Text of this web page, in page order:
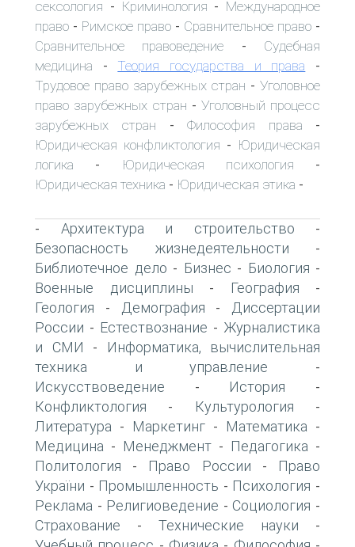
сексология - Криминология - Международное
право - Римское право - Сравнительное право -
Сравнительное правоведение - Судебная
медицина - Теория государства и права -
Трудовое право зарубежных стран -Уголовное
право зарубежных стран - Уголовный процесс
зарубежных стран -Философия права -
Юридическая конфликтология - Юридическая
логика - Юридическая психология -
Юридическая техника - Юридическая этика -
- Архитектура и строительство -
Безопасность жизнедеятельности -
Библиотечное дело - Бизнес - Биология -
Военные дисциплины - География -
Геология - Демография -
Диссертации
России - Естествознание - Журналистика
и СМИ -
Информатика, вычислительная
техника и управление -
Искусствоведение - История -
Конфликтология - Культурология -
Литература - Маркетинг - Математика -
Медицина - Менеджмент - Педагогика -
Политология - Право России -
Право
України - Промышленность - Психология -
Реклама - Религиоведение - Социология -
Страхование - Технические науки -